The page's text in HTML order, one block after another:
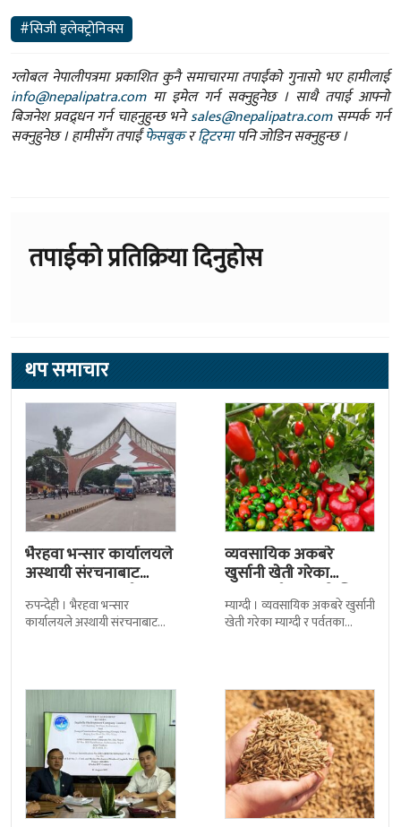
#सिजी इलेक्ट्रोनिक्स
ग्लोबल नेपालीपत्रमा प्रकाशित कुनै समाचारमा तपाईंको गुनासो भए हामीलाई
info@nepalipatra.comमा इमेल गर्न सक्नुहुनेछ । साथै तपाई आफ्नो
बिजनेश प्रवद्र्धन गर्न चाहनुहुन्छ भनेsales@nepalipatra.comसम्पर्क गर्न
सक्नुहुनेछ । हामीसँग तपाईंफेसबुकरट्विटरमापनि जोडिन सक्नुहुन्छ ।
तपाईको प्रतिक्रिया दिनुहोस
थप समाचार
भैरहवा भन्सार कार्यालयले
अस्थायी संरचनाबाट
अत्यावश्यक सामाग्री
ल्याउदै
रुपन्देही । भैरहवा भन्सार
कार्यालयले अस्थायी संरचनाबाट
व्यवसायिक अकबरे
खुर्सानी खेती गरेका
कृषकलाई बजारको चिन्ता
म्याग्दी । व्यवसायिक अकबरे खुर्सानी
खेती गरेका म्याग्दी र पर्वतका